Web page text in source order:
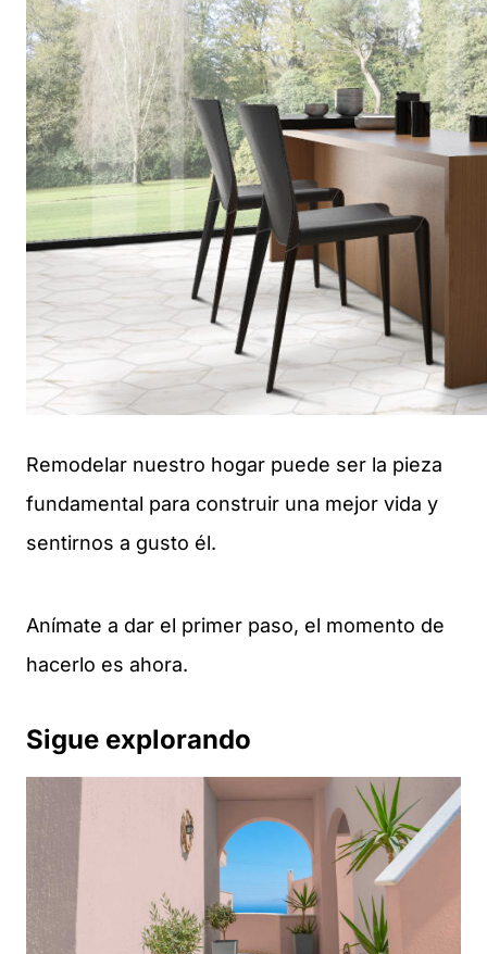
Remodelar nuestro hogar puede ser la pieza
fundamental para construir una mejor vida y
sentirnos a gusto él.
Anímate a dar el primer paso, el momento de
hacerlo es ahora.
­Sigue explorando